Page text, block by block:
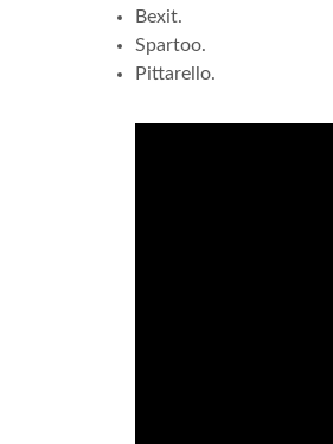
Bexit.
Spartoo.
Pittarello.